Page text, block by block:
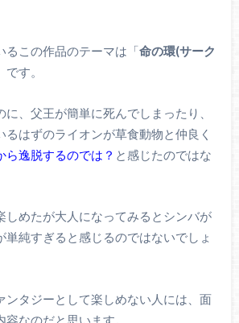
るこの作品のテーマは「命の環(サーク
です。
、父王が簡単に死んでしまったり、
るはずのライオンが草食動物と仲良く
ら逸脱するのでは？ と感じたのではな
しめたが大人になってみるとシンバが
単純すぎると感じるのではないでしょ
ンタジーとして楽しめない人には、面
なのだと思います。